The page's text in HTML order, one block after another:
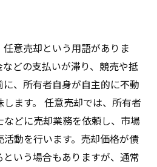
意売却という用語がありま
どの支払いが滞り、競売や抵
、所有者自身が自主的に不動
ます。 任意売却では、所有者
どに売却業務を依頼し、市場
動を行います。売却価格が債
いう場合もありますが、通常